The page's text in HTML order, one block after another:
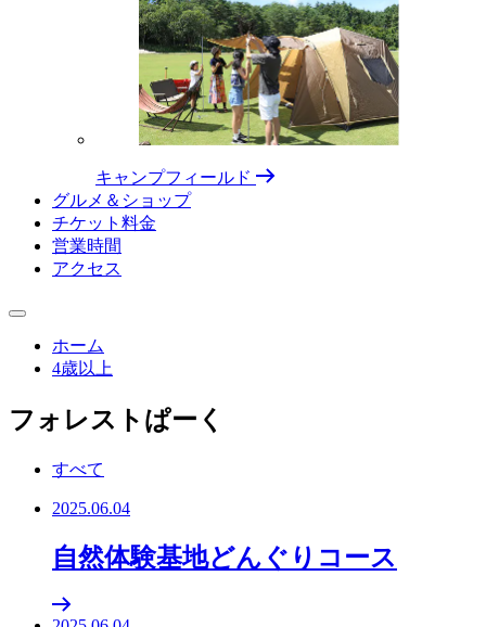
キャンプフィールド
グルメ＆ショップ
チケット料⾦
営業時間
アクセス
ホーム
4歳以上
フォレストぱーく
すべて
2025.06.04
自然体験基地どんぐりコース